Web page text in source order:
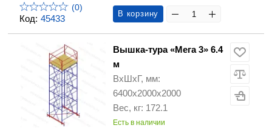
Код: 45433
(0)
В корзину
Вышка-тура «Мега 3» 6.4
м
ВхШхГ, мм:
6400х2000х2000
Вес, кг: 172.1
Есть в наличии